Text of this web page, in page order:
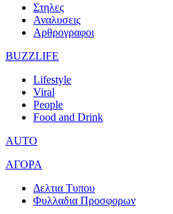
Στηλες
Αναλυσεις
Αρθρογραφοι
BUZZLIFE
Lifestyle
Viral
People
Food and Drink
AUTO
ΑΓΟΡΑ
Δελτια Τυπου
Φυλλαδια Προσφορων